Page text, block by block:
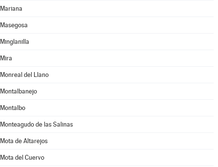
Mariana
Masegosa
Minglanilla
Mira
Monreal del Llano
Montalbanejo
Montalbo
Monteagudo de las Salinas
Mota de Altarejos
Mota del Cuervo